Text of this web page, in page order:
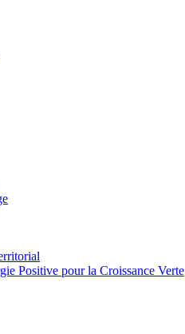
Positive pour la Croissance Verte